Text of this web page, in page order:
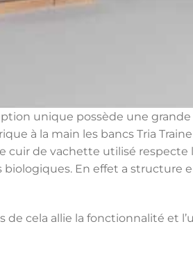
unique possède une
à la main les bancs Tria
cuir de vachette utilisé respecte
En effet a structure
de cela allie la fonctionnalité et